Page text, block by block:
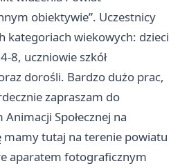
obiektywie”. Uczestnicy
kategoriach wiekowych: dzieci
8, uczniowie szkół
dorośli. Bardzo dużo prac,
zapraszam do
Społecznej na
mamy tutaj na terenie powiatu
aparatem fotograficznym